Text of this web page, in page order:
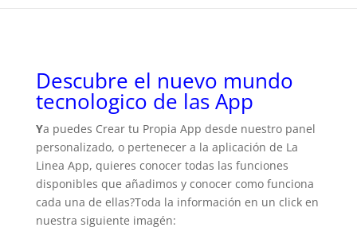
Descubre el nuevo mundo
tecnologico de las App
Ya puedes Crear tu Propia App desde nuestro panel
personalizado, o pertenecer a la aplicación de La
Linea App, quieres conocer todas las funciones
disponibles que añadimos y conocer como funciona
cada una de ellas?Toda la información en un click en
nuestra siguiente imagén: